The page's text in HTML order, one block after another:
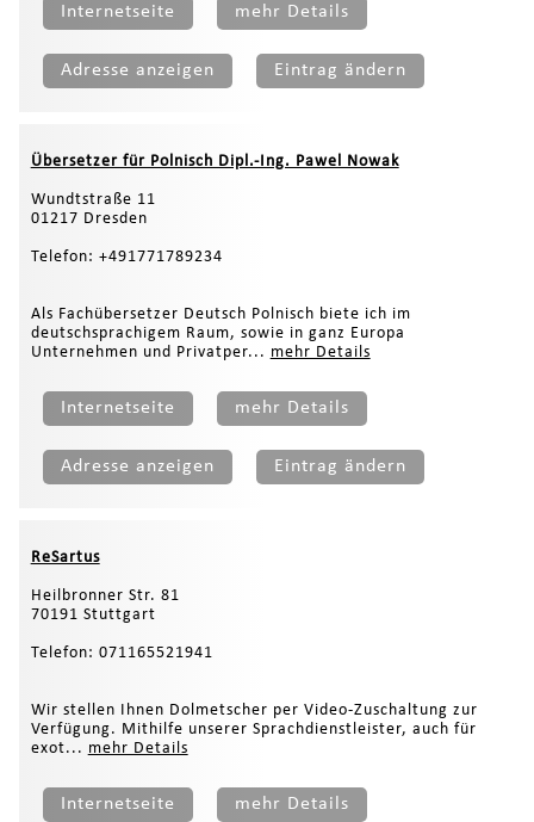
Internetseite mehr Details
Adresse anzeigen Eintrag ändern
Übersetzer für Polnisch Dipl.-Ing. Pawel Nowak
Wundtstraße 11
01217 Dresden
Telefon: +491771789234
Als Fachübersetzer Deutsch Polnisch biete ich im
deutschsprachigem Raum, sowie in ganz Europa
Unternehmen und Privatper... mehr Details
Internetseite mehr Details
Adresse anzeigen Eintrag ändern
ReSartus
Heilbronner Str. 81
70191 Stuttgart
Telefon: 071165521941
Wir stellen Ihnen Dolmetscher per Video-Zuschaltung zur
Verfügung. Mithilfe unserer Sprachdienstleister, auch für
exot... mehr Details
Internetseite mehr Details